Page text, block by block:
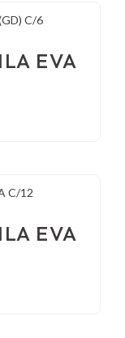
EVA
EVA